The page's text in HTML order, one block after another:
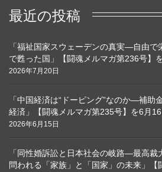
最近の投稿
「福祉国家スウェーデンの真実―自由で
で甦った国」【闘魂メルマガ第236号】
2026年7月20日
「中国経済は“ドーピング”なのか―補助
経済」【闘魂メルマガ第235号】を6月
2026年6月15日
「同性婚訴訟と日本社会の岐路―最高裁
問われる「家族」と「国家」の未来」【